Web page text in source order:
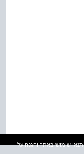
תנאי שימוש באתר והגנה על